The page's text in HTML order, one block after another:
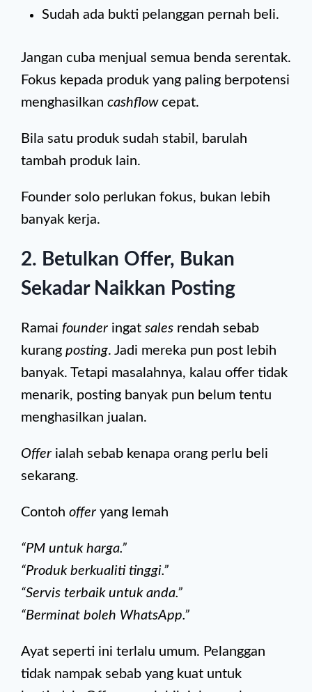
Sudah ada bukti pelanggan pernah beli.
Jangan cuba menjual semua benda serentak.
Fokus kepada produk yang paling berpotensi
menghasilkan cashflow cepat.
Bila satu produk sudah stabil, barulah
tambah produk lain.
Founder solo perlukan fokus, bukan lebih
banyak kerja.
2. Betulkan Offer, Bukan
Sekadar Naikkan Posting
Ramai founder ingat sales rendah sebab
kurang posting. Jadi mereka pun post lebih
banyak. Tetapi masalahnya, kalau offer tidak
menarik, posting banyak pun belum tentu
menghasilkan jualan.
Offer ialah sebab kenapa orang perlu beli
sekarang.
Contoh offer yang lemah
“PM untuk harga.”
“Produk berkualiti tinggi.”
“Servis terbaik untuk anda.”
“Berminat boleh WhatsApp.”
Ayat seperti ini terlalu umum. Pelanggan
tidak nampak sebab yang kuat untuk